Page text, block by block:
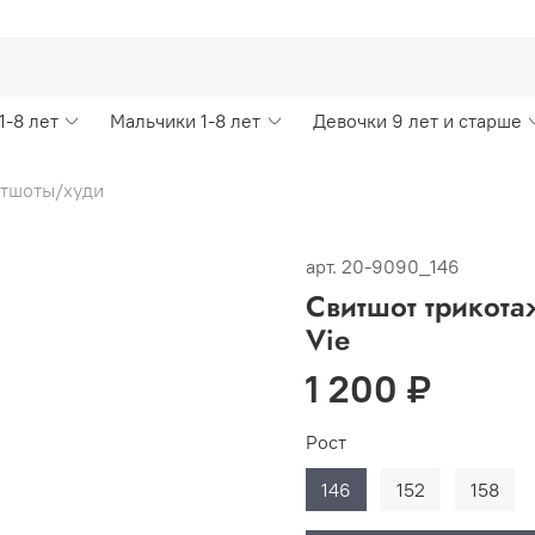
8 лет Мальчики 1-8 лет Девочки 9 лет и старше
худи
арт. 20-9090_146
Свитшот
Vie
1 200 ₽
Рост
146
152 158